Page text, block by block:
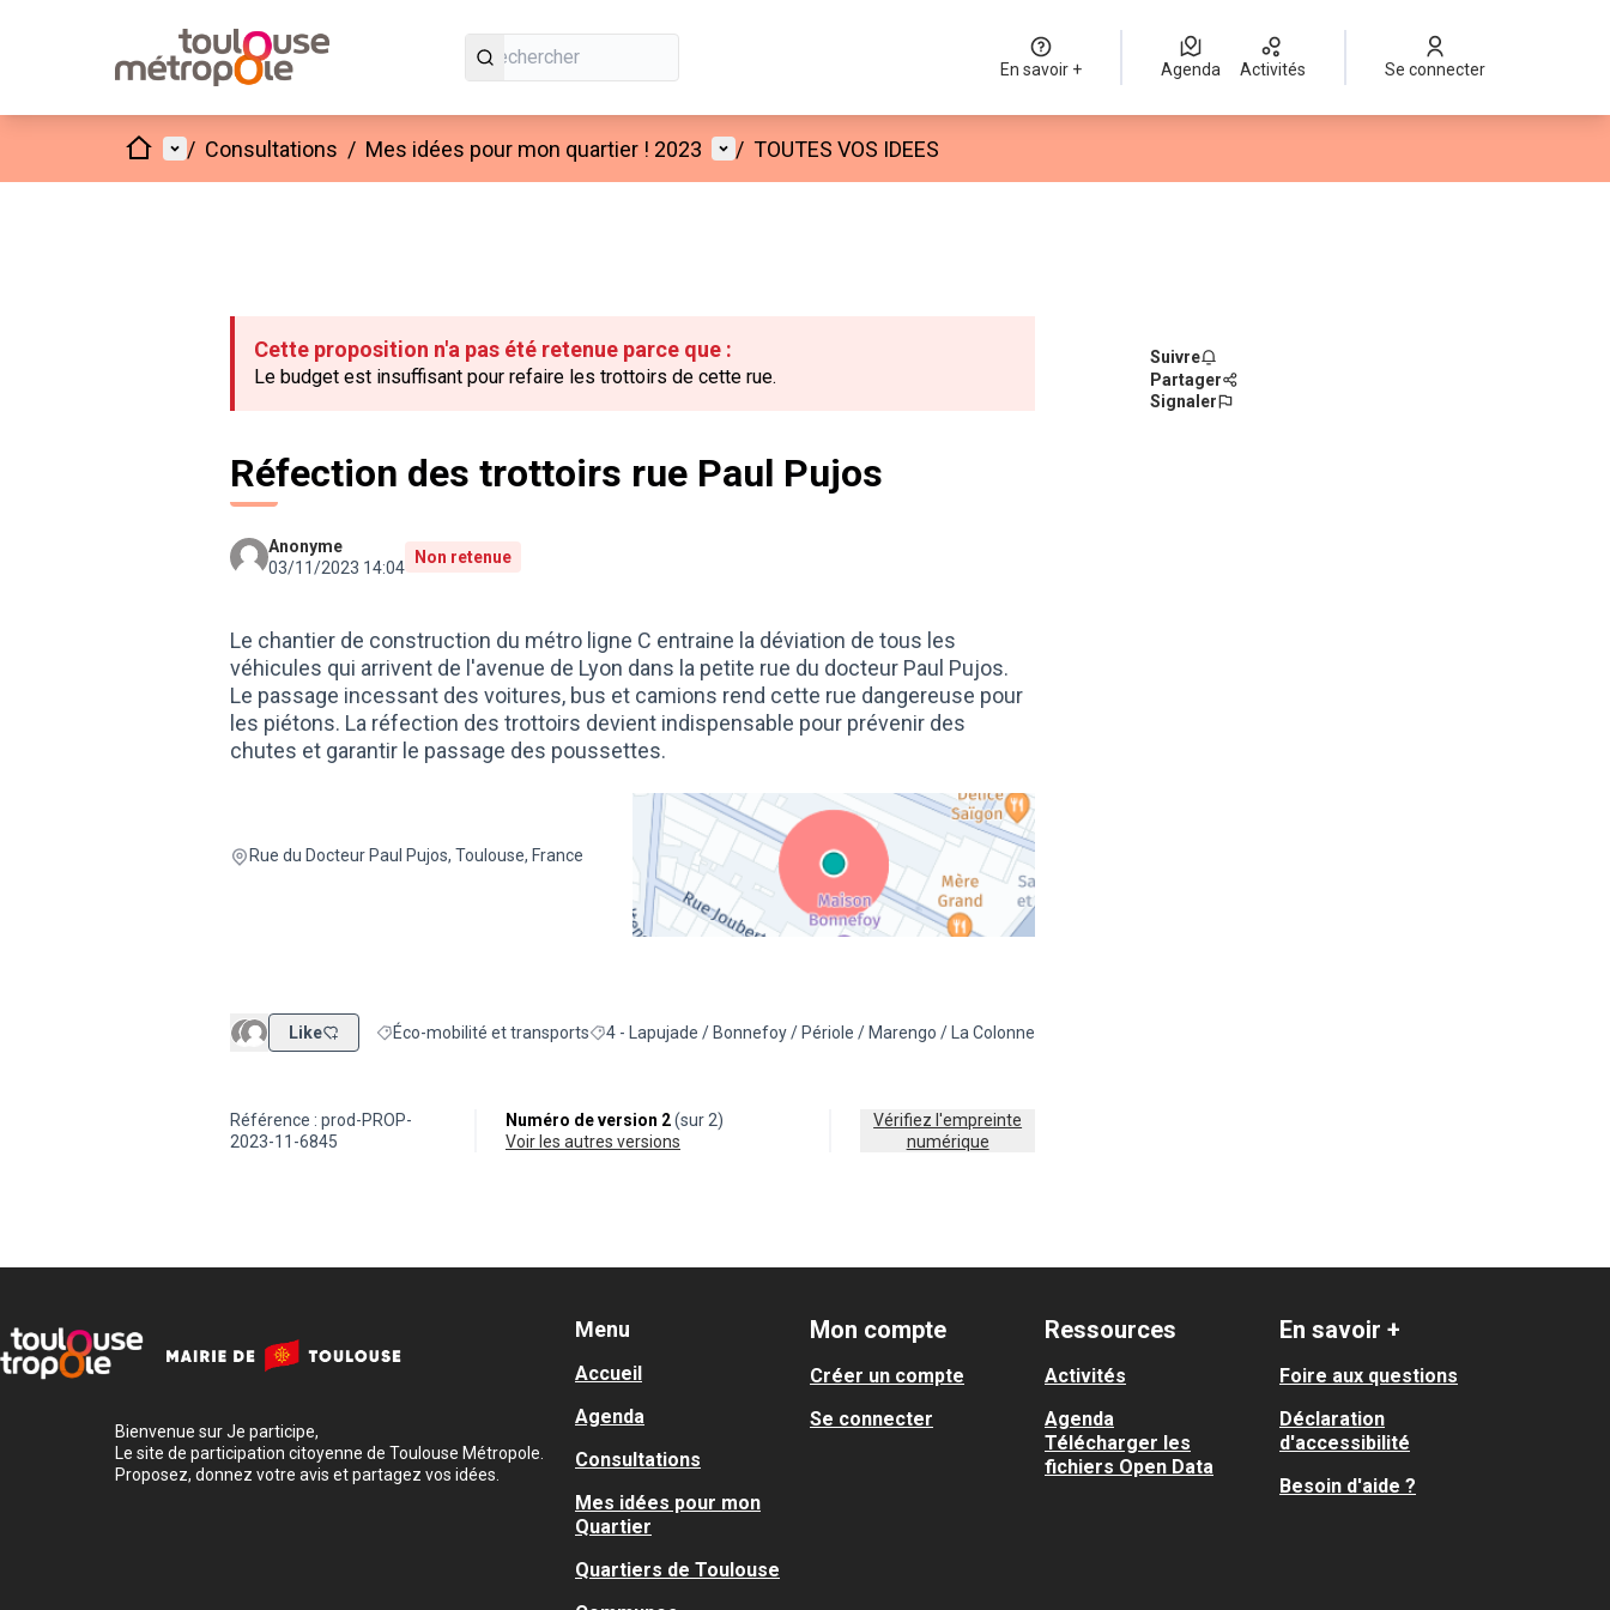
En savoir + Agenda Activités Se connecter
AccueilMenu principal
/ Consultations / Mes idées pour mon quartier ! 2023 Menu utilisateur
/ TOUTES VOS IDEES
Cette proposition n'a pas été retenue parce que :
Le budget est insuffisant pour refaire les trottoirs de cette rue.
Réfection des trottoirs rue Paul Pujos
Anonyme
03/11/2023 14:04
Non retenue
Le chantier de construction du métro ligne C entraine la déviation de tous les
véhicules qui arrivent de l'avenue de Lyon dans la petite rue du docteur Paul Pujos.
Le passage incessant des voitures, bus et camions rend cette rue dangereuse pour
les piétons. La réfection des trottoirs devient indispensable pour prévenir des
chutes et garantir le passage des poussettes.
Rue du Docteur Paul Pujos, Toulouse, France
Like Filtrer les résultats de la catégorie : Éco-mobilité et transports
Éco-mobilité et transportsFiltrer les résultats pour le secteur : 4 - Lapujade / Bonnefoy / Périole / Marengo / La Colonne
4 - Lapujade / Bonnefoy / Périole / Marengo / La Colonne
Suivre
Partager
Signaler
Référence : prod-PROP-
2023-11-6845
Numéro de version 2(sur 2)
voir les autres versions
Vérifiez l'empreinte
numérique
Bienvenue sur Je participe,
Le site de participation citoyenne de Toulouse Métropole.
Proposez, donnez votre avis et partagez vos idées.
Menu
Accueil
Agenda
Consultations
Mes idées pour mon
Quartier
Quartiers de Toulouse
Mon compte
Créer un compte
Se connecter
Ressources
Activités
Agenda
Télécharger les
fichiers Open Data
En savoir +
Foire aux questions
Déclaration
d'accessibilité
Besoin d'aide ?